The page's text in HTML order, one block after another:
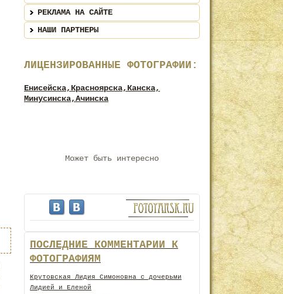
РЕКЛАМА НА САЙТЕ
НАШИ ПАРТНЕРЫ
ЛИЦЕНЗИРОВАННЫЕ ФОТОГРАФИИ:
Енисейска, Красноярска, Канска,
Минусинска,Ачинска
Может быть интересно
ПОСЛЕДНИЕ КОММЕНТАРИИ К
ФОТОГРАФИЯМ
Крутовская Лидия Симоновна с дочерьми
Лидией и Еленой